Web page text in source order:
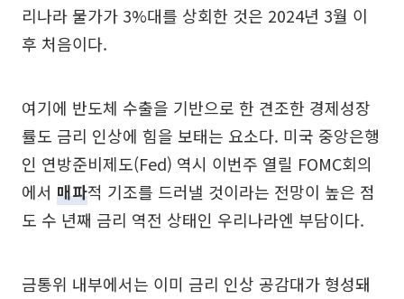
리나라 물가가 3%대를 상회한 것은 2024년 3월 이
후 처음이다.
여기에 반도체 수출을 기반으로 한 견조한 경제성장
률도 금리 인상에 힘을 보태는 요소다. 미국 중앙은행
인 연방준비제도(Fed) 역시 이번주 열릴 FOMC회의
에서 매파적 기조를 드러낼 것이라는 전망이 높은 점
도 수 년째 금리 역전 상태인 우리나라엔 부담이다.
금통위 내부에서는 이미 금리 인상 공감대가 형성돼